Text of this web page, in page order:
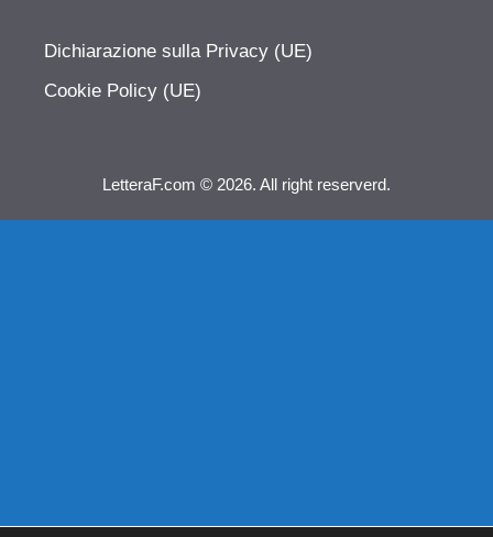
Dichiarazione sulla Privacy (UE)
Cookie Policy (UE)
LetteraF.com © 2026. All right reserverd.